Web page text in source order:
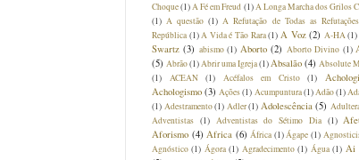
Choque(1)A Fé em Freud (1)A Longa Marcha dos Grilos
(1) A questão (1) A Refutação de Todas as Refutações
República (1) A Vida é Tão Rara (1) A Voz (2) A-HA (1)
Swartz (3) abismo (1) Aborto (2) Aborto Divino (1)
(5) Abrão(1)Abrir uma Igreja(1)Absalão (4) Absolute
(1)
ACEAN (1) Acéfalos em Cristo (1)
Achologismo (3) Ações(1) Acumpuntura(1)Adão(1)
(1) Adestramento(1) Adler(1) Adolescência (5)
Adventistas (1) Adventistas do Sétimo Dia (1)
Aforismo (4) Africa (6) África (1)Ágape (1)
Agnóstico (1) Ágora (1) Agradecimento (1) Água (1) Ai